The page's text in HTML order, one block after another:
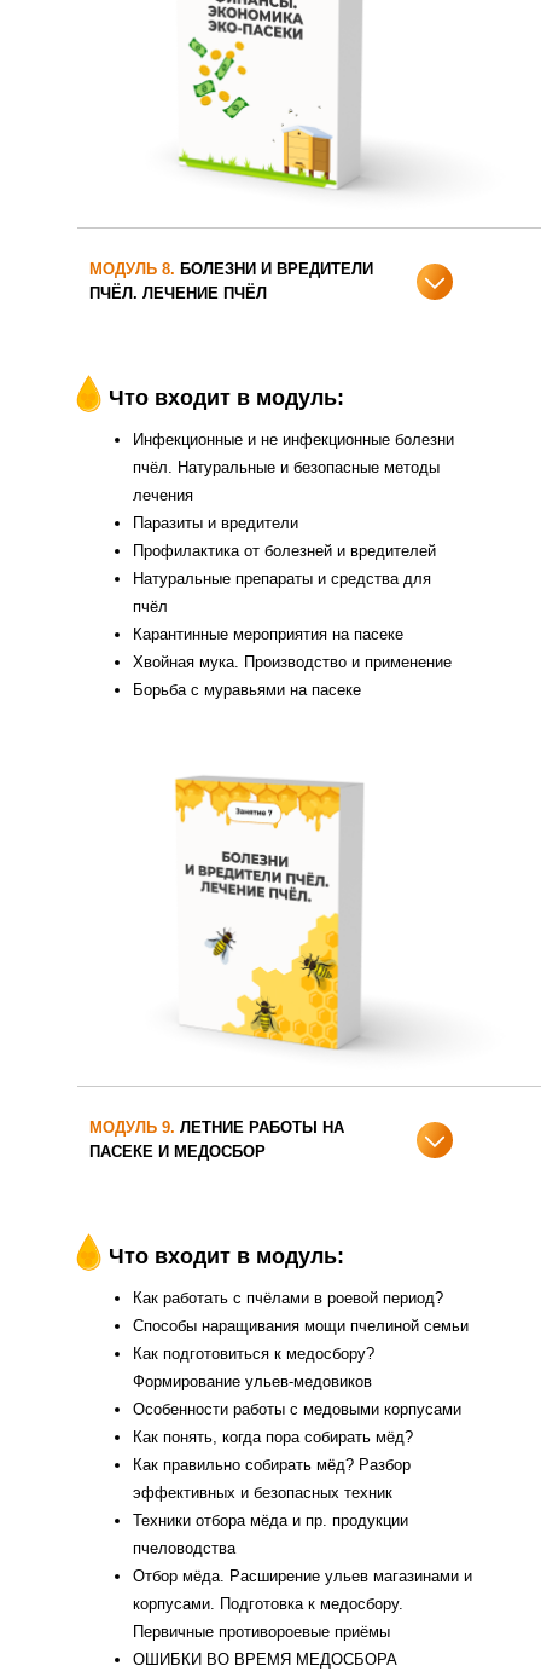
МОДУЛЬ 8. БОЛЕЗНИ И ВРЕДИТЕЛИ
ПЧЁЛ. ЛЕЧЕНИЕ ПЧЁЛ
Что входит в модуль:
Инфекционные и не инфекционные болезни
пчёл. Натуральные и безопасные методы
лечения
Паразиты и вредители
Профилактика от болезней и вредителей
Натуральные препараты и средства для
пчёл
Карантинные мероприятия на пасеке
Хвойная мука. Производство и применение
Борьба с муравьями на пасеке
МОДУЛЬ 9. ЛЕТНИЕ РАБОТЫ НА
ПАСЕКЕ И МЕДОСБОР
Что входит в модуль:
Как работать с пчёлами в роевой период?
Способы наращивания мощи пчелиной семьи
Как подготовиться к медосбору?
Формирование ульев-медовиков
Особенности работы с медовыми корпусами
Как понять, когда пора собирать мёд?
Как правильно собирать мёд? Разбор
эффективных и безопасных техник
Техники отбора мёда и пр. продукции
пчеловодства
Отбор мёда. Расширение ульев магазинами и
корпусами. Подготовка к медосбору.
Первичные противороевые приёмы
ОШИБКИ ВО ВРЕМЯ МЕДОСБОРА